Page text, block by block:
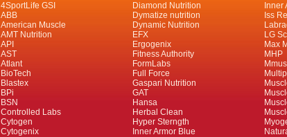
4SportLife GSI
ABB
American Muscle
AMT Nutrition
API
AST
Atlant
BioTech
Blastex
BPi
BSN
Controlled Labs
Cytogen
Cytogenix
Diamond Nutrition
Dymatize nutrition
Dynamic Nutrition
EFX
Ergogenix
Fitness Authority
FormLabs
Full Force
Gaspari Nutrition
GAT
Hansa
Herbal Clean
Hyper Sterngth
Inner Armor Blue
Inner
Iss
LG
Max
MHP